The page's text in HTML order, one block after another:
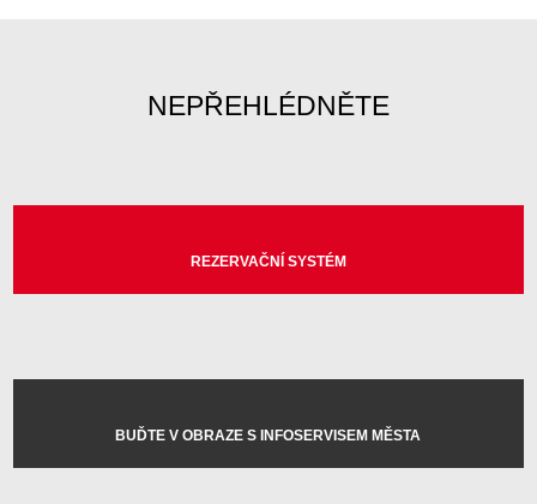
NEPŘEHLÉDNĚTE
REZERVAČNÍ SYSTÉM
BUĎTE V OBRAZE S INFOSERVISEM MĚSTA